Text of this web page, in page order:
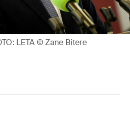
LETA © Zane Bitere